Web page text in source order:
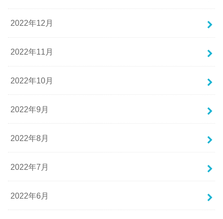
2022年12月
2022年11月
2022年10月
2022年9月
2022年8月
2022年7月
2022年6月